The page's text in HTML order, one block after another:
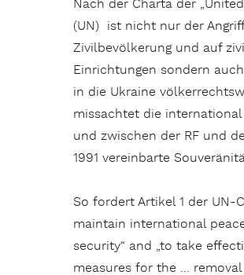
Nach der Charta der
(UN) ist nicht nur der
Zivilbevölkerung und auf
Einrichtungen sondern
in die Ukraine
missachtet die
und zwischen der RF und
1991 vereinbarte
So fordert Artikel 1 der UN-
maintain international
security“ and „to take
measures for the …